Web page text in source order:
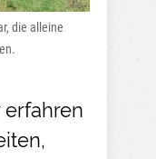
die alleine